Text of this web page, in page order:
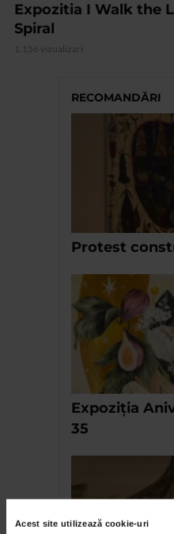
Acest site utilizează cookie-uri
Expozitia I Walk the
Spiral
1.156 vizualizari
RECOMANDĂRI
Protest
Expoziția
35